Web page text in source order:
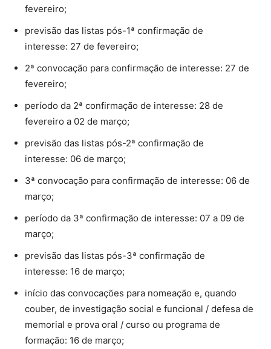
fevereiro;
previsão das listas pós-1ª confirmação de
interesse: 27 de fevereiro;
2ª convocação para confirmação de interesse: 27 de
fevereiro;
período da 2ª confirmação de interesse: 28 de
fevereiro a 02 de março;
previsão das listas pós-2ª confirmação de
interesse: 06 de março;
3ª convocação para confirmação de interesse: 06 de
março;
período da 3ª confirmação de interesse: 07 a 09 de
março;
previsão das listas pós-3ª confirmação de
interesse: 16 de março;
início das convocações para nomeação e, quando
couber, de investigação social e funcional / defesa de
memorial e prova oral / curso ou programa de
formação: 16 de março;